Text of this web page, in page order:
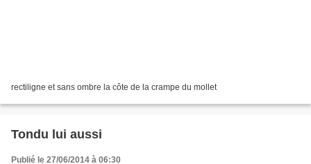
rectiligne et sans ombre la côte de la crampe du mollet
Tondu lui aussi
Publié le 27/06/2014 à 06:30